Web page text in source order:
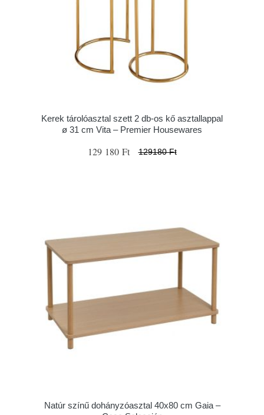
Kerek tárolóasztal szett 2 db-os kő asztallappal
ø 31 cm Vita – Premier Housewares
129 180 Ft 129180 Ft
Natúr színű dohányzóasztal 40x80 cm Gaia –